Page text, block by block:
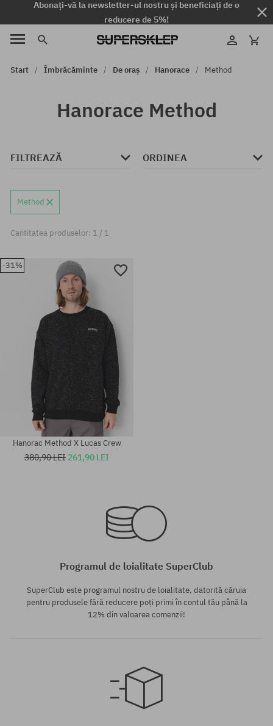
Abonați-vă la newsletter-ul nostru și beneficiați de o
reducere de 5%!
Start Îmbrăcăminte De oraș Hanorace Method
Hanorace Method
FILTREAZĂ ORDINEA
Method
Cantitatea produselor: 1 / 1
-31%
Hanorac Method X Lucas Crew
380,90 LEI 261,90 LEI
Programul de loialitate SuperClub
SuperClub este programul nostru de loialitate, datorită căruia
pentru produsele fără reducere poți primi în contul tău până la
12% din valoarea comenzii!